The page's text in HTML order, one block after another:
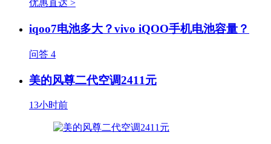
优惠直达 >
iqoo7电池多大？vivo iQOO手机电池容量？
问答 4
美的风尊二代空调2411元
13小时前